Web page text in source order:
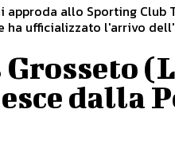
allo Sporting Club
ha ufficializzato l'arrivo
Grosseto
dalla